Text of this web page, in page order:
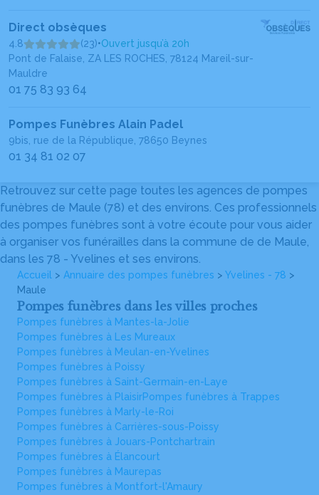
Direct obsèques
4.8 (23)•Ouvert jusqu’à 20h
Pont de Falaise, ZA LES ROCHES, 78124 Mareil-sur-
Mauldre
01 75 83 93 64
Pompes Funèbres Alain Padel
9bis, rue de la République, 78650 Beynes
01 34 81 02 07
Retrouvez sur cette page toutes les agences de pompes
funèbres de Maule (78) et des environs. Ces professionnels
des pompes funèbres sont à votre écoute pour vous aider
à organiser vos funérailles dans la commune de de Maule,
dans les 78 - Yvelines et ses environs.
Accueil > Annuaire des pompes funèbres > Yvelines - 78 >
Maule
Pompes funèbres dans les villes proches
Pompes funèbres à Mantes-la-Jolie
Pompes funèbres à Les Mureaux
Pompes funèbres à Meulan-en-Yvelines
Pompes funèbres à Poissy
Pompes funèbres à Saint-Germain-en-Laye
Pompes funèbres à PlaisirPompes funèbres à Trappes
Pompes funèbres à Marly-le-Roi
Pompes funèbres à Carrières-sous-Poissy
Pompes funèbres à Jouars-Pontchartrain
Pompes funèbres à Élancourt
Pompes funèbres à Maurepas
Pompes funèbres à Montfort-l'Amaury